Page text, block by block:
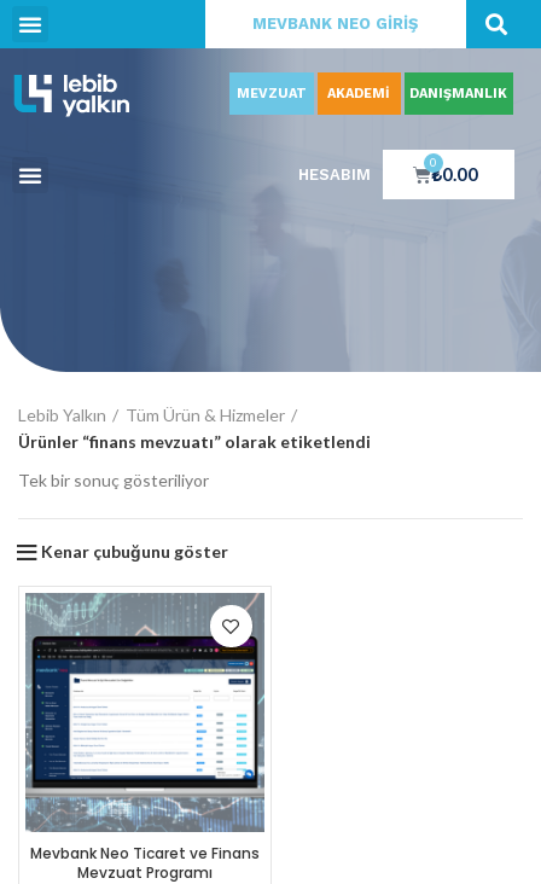
MEVBANK NEO GİRİŞ
MEVZUAT AKADEMİ DANIŞMANLIK
HESABIM ₺0.00
0
Lebib Yalkın
Tüm Ürün & Hizmeler
Ürünler “finans mevzuatı” olarak etiketlendi
Tek bir sonuç gösteriliyor
Kenar çubuğunu göster
Mevbank Neo Ticaret ve Finans
Mevzuat Programı